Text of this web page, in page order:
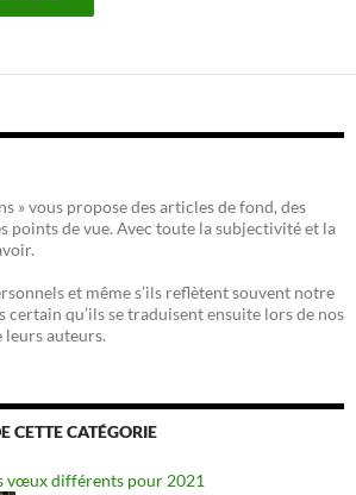
» vous propose des articles de fond, des
points de vue. Avec toute la subjectivité et la
et même s’ils reflètent souvent notre
certain qu’ils se traduisent ensuite lors de nos
leurs auteurs.
CETTE CATÉGORIE
vœux différents pour 2021